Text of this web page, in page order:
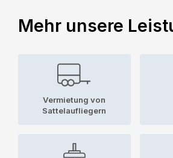
Mehr unsere
Vermietung von
Sattelaufliegern